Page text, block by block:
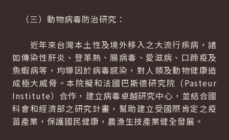
（三）動物病毒防治研究：
近年來台灣本土性及境外移入之大流行疾病，諸
如傳染性肝炎、登革熱、腸病毒、愛滋病、口蹄疫及
魚蝦病等，均導因於病毒感染，對人類及動物健康造
成極大威脅。本院擬和法國巴斯德研究院（Pasteur
Institute）合作，建立病毒卓越研究中心，並結合國
科會和經濟部之研究計畫，幫助建立受國際肯定之疫
苗產業，保護國民健康，農漁生技產業健全發展。